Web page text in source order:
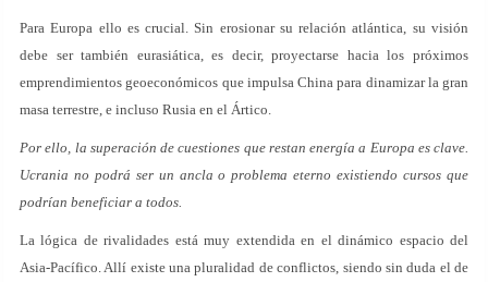
Para Europa ello es crucial. Sin erosionar su relación atlántica, su visión
debe ser también eurasiática, es decir, proyectarse hacia los próximos
emprendimientos geoeconómicos que impulsa China para dinamizar la gran
masa terrestre, e incluso Rusia en el Ártico.
Por ello, la superación de cuestiones que restan energía a Europa es clave.
Ucrania no podrá ser un ancla o problema eterno existiendo cursos que
podrían beneficiar a todos.
La lógica de rivalidades está muy extendida en el dinámico espacio del
Asia-Pacífico. Allí existe una pluralidad de conflictos, siendo sin duda el de